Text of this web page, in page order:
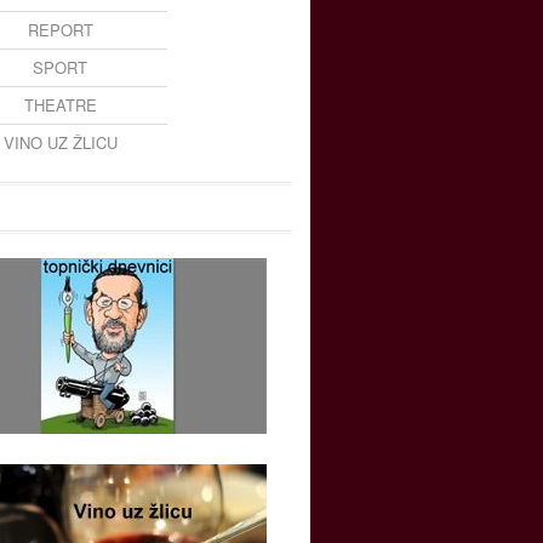
REPORT
SPORT
THEATRE
VINO UZ ŽLICU